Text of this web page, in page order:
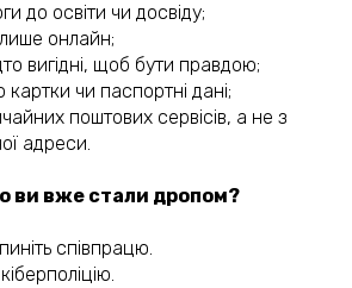
до освіти чи досвіду;
онлайн;
вигідні, щоб бути правдою;
картки чи паспортні дані;
поштових сервісів, а не з
адреси.
ви вже стали дропом?
співпрацю.